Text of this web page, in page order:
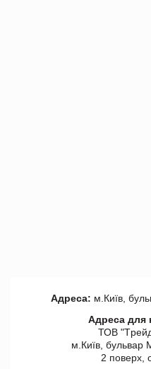
Адреса: м.Київ,
Адреса для
ТОВ
м.Київ, бульвар
2 поверх,